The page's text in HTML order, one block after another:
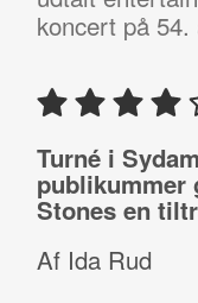
koncert på
Turné i
publikummer
Stones en
Af Ida Rud